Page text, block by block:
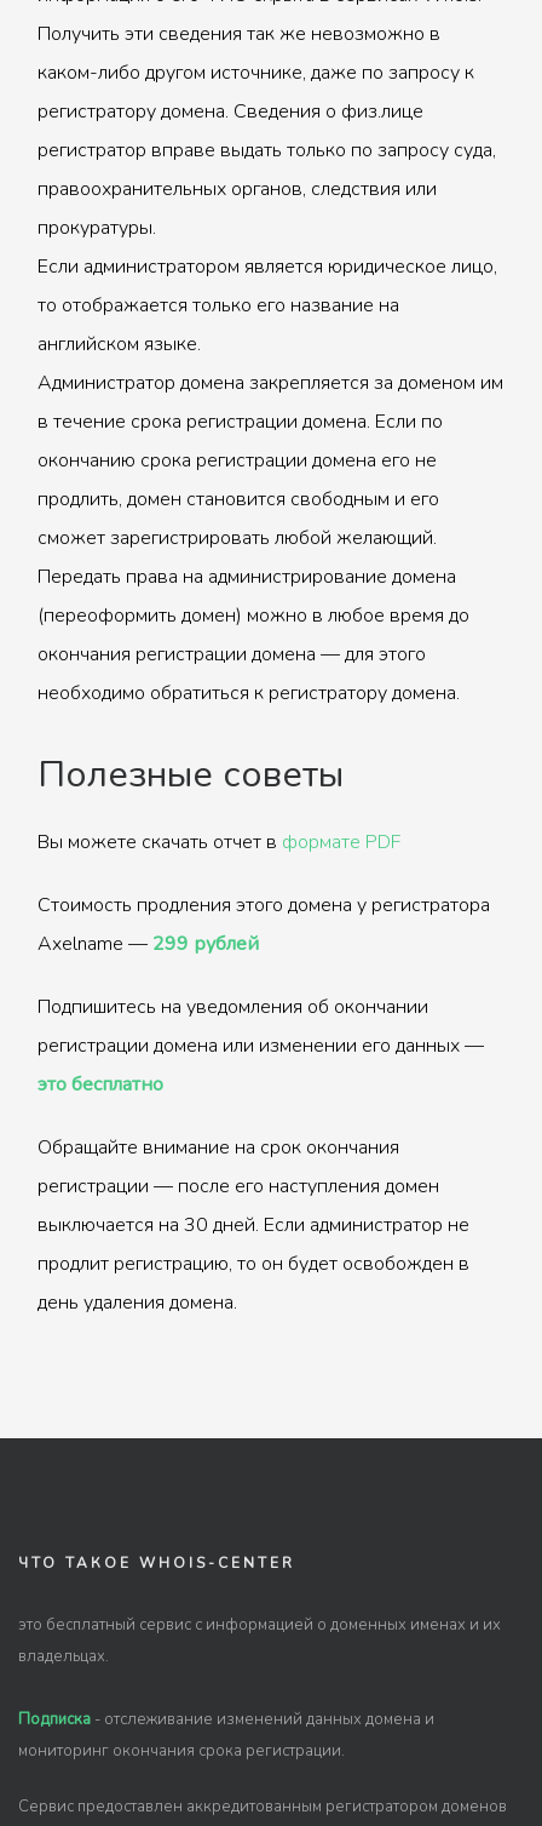
Получить эти сведения так же невозможно в
каком-либо другом источнике, даже по запросу к
регистратору домена. Сведения о физ.лице
регистратор вправе выдать только по запросу суда,
правоохранительных органов, следствия или
прокуратуры.
Если администратором является юридическое лицо,
то отображается только его название на
английском языке.
Администратор домена закрепляется за доменом им
в течение срока регистрации домена. Если по
окончанию срока регистрации домена его не
продлить, домен становится свободным и его
сможет зарегистрировать любой желающий.
Передать права на администрирование домена
(переоформить домен) можно в любое время до
окончания регистрации домена — для этого
необходимо обратиться к регистратору домена.
Полезные советы
Вы можете скачать отчет в формате PDF
Стоимость продления этого домена у регистратора
Axelname — 299 рублей
Подпишитесь на уведомления об окончании
регистрации домена или изменении его данных —
это бесплатно
Обращайте внимание на срок окончания
регистрации — после его наступления домен
выключается на 30 дней. Если администратор не
продлит регистрацию, то он будет освобожден в
день удаления домена.
ЧТО ТАКОЕ WHOIS-CENTER
это бесплатный сервис с информацией о доменных именах и их
владельцах.
Подписка - отслеживание изменений данных домена и
мониторинг окончания срока регистрации.
Сервис предоставлен аккредитованным регистратором доменов